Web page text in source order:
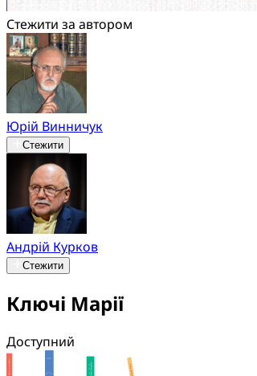
Стежити за автором
Юрій Винничук
Стежити
Андрій Курков
Стежити
Ключі Марії
Доступний